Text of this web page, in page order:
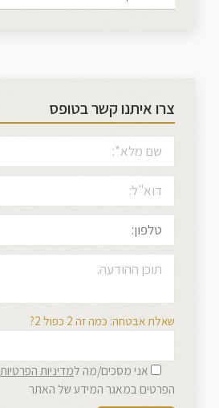
צרו איתנו קשר בטופס
שאלת אבטחה: כמה זה 2 כפול 2?
אני מסכים/מה למדיניות הפרטיות
הפרטים במאגר המידע של האתר